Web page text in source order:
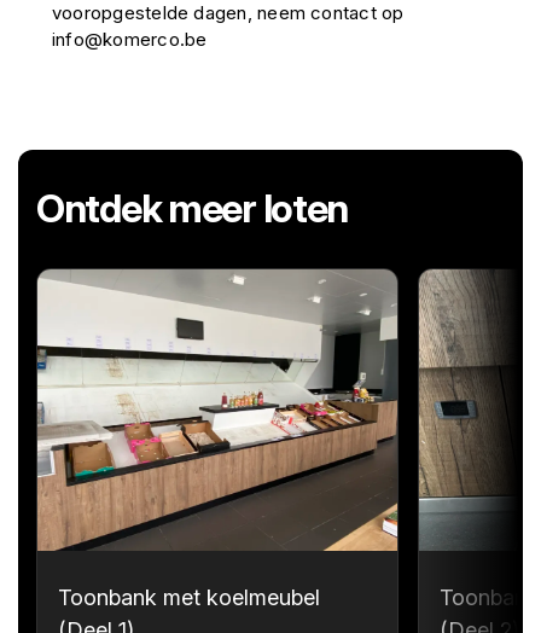
vooropgestelde dagen, neem contact op
info@komerco.be
Ontdek meer loten
Toonbank met koelmeubel